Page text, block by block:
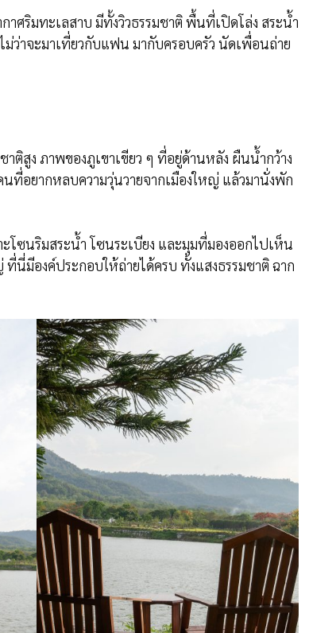
ศริมทะเลสาบ มีทั้งวิวธรรมชาติ พื้นที่เปิดโล่ง สระน้ำ
ว่าจะมาเที่ยวกับแฟน มากับครอบครัว นัดเพื่อนถ่าย
ติสูง ภาพของภูเขาเขียว ๆ ที่อยู่ด้านหลัง ผืนน้ำกว้าง
ที่อยากหลบความวุ่นวายจากเมืองใหญ่ แล้วมานั่งพัก
โซนริมสระน้ำ โซนระเบียง และมุมที่มองออกไปเห็น
นี่มีองค์ประกอบให้ถ่ายได้ครบ ทั้งแสงธรรมชาติ ฉาก